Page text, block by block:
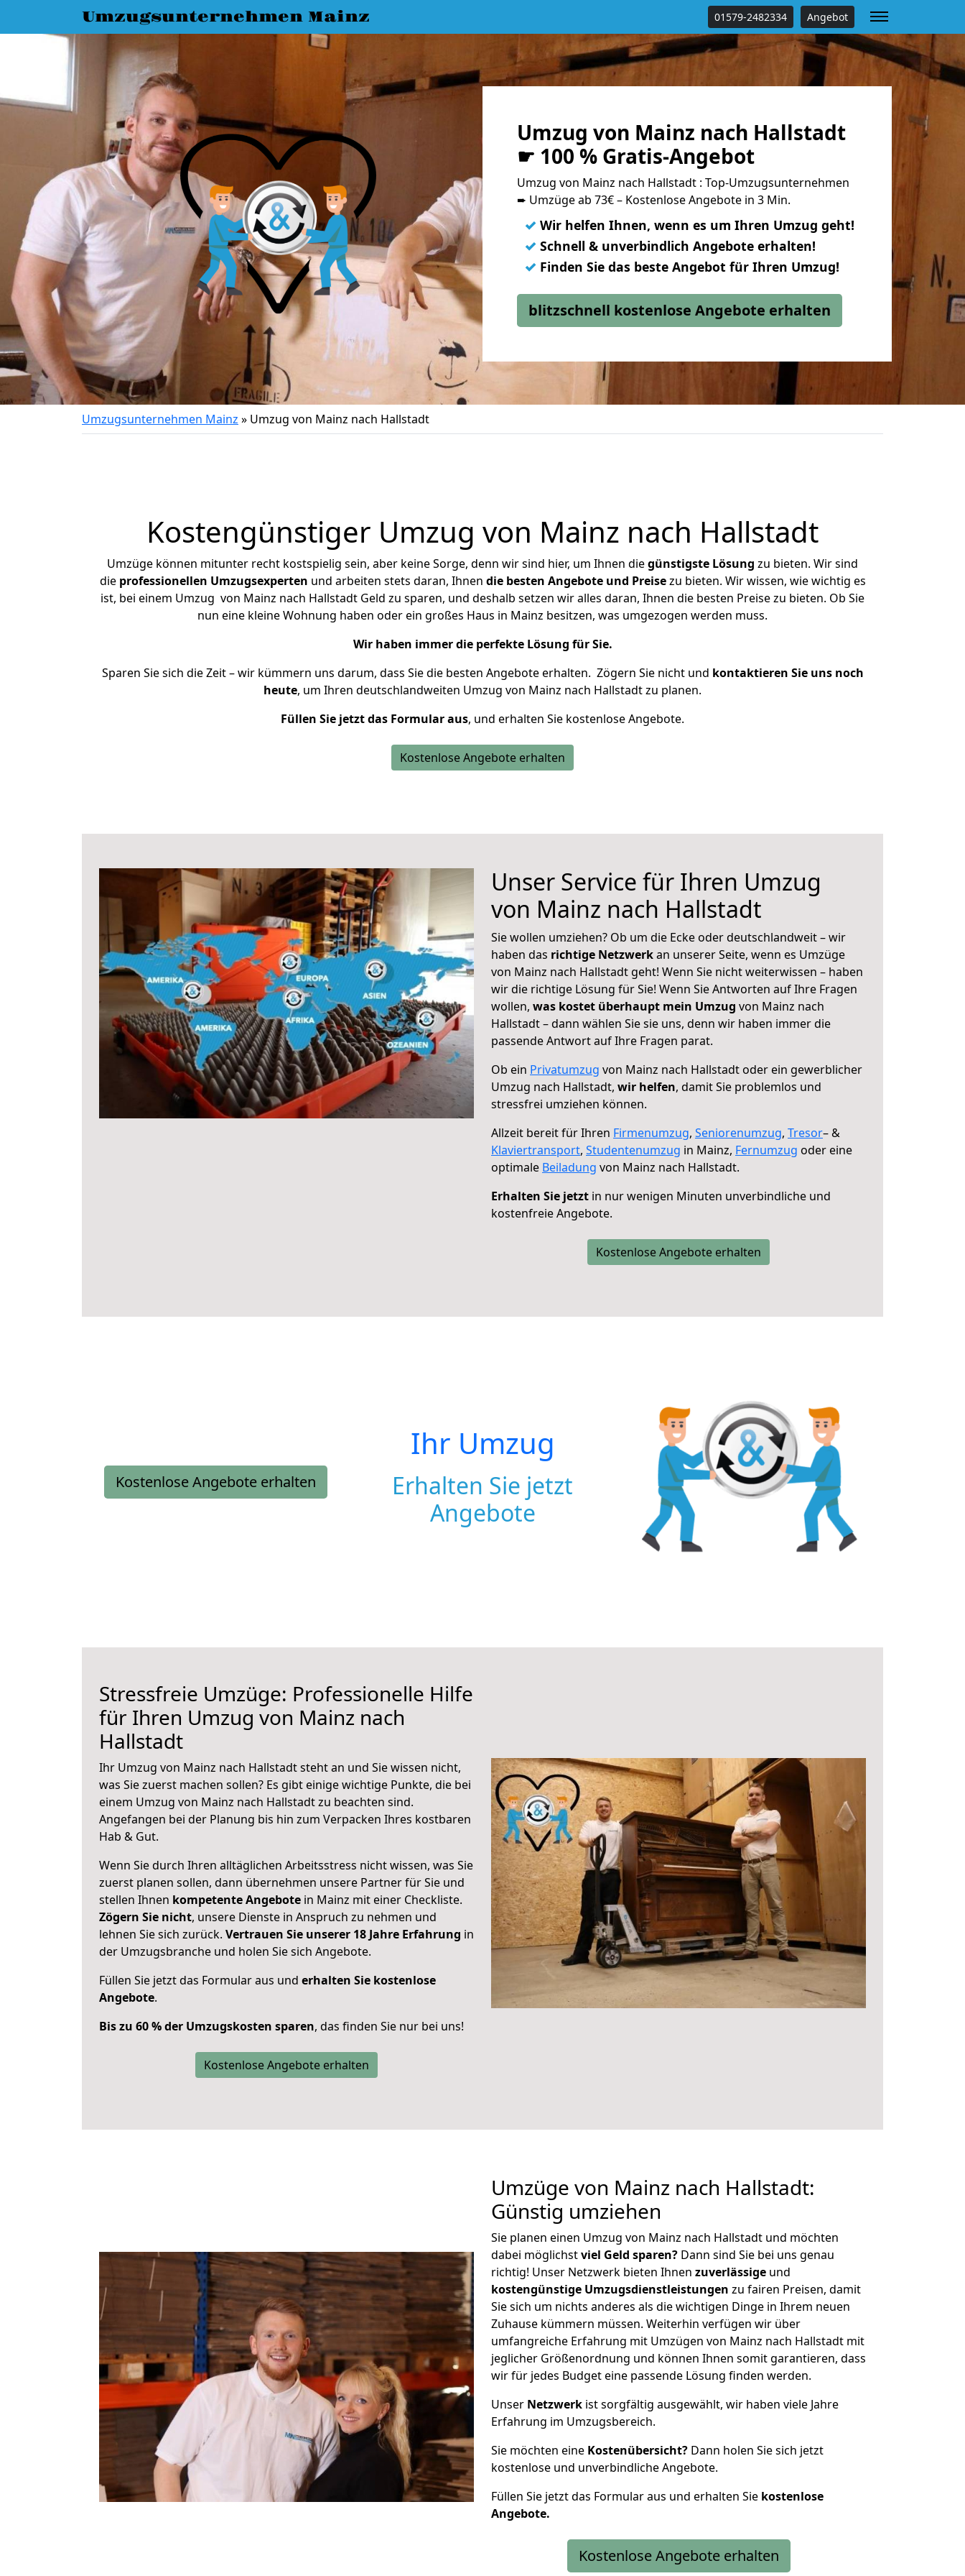
Umzugsunternehmen Mainz 01579-2482334 Angebot
Umzug von Mainz nach Hallstadt
☛ 100 % Gratis-Angebot
Umzug von Mainz nach Hallstadt : Top-Umzugsunternehmen
➨ Umzüge ab 73€ – Kostenlose Angebote in 3 Min.
✓ Wir helfen Ihnen, wenn es um Ihren Umzug geht!
✓ Schnell & unverbindlich Angebote erhalten!
✓ Finden Sie das beste Angebot für Ihren Umzug!
blitzschnell kostenlose Angebote erhalten
Umzugsunternehmen Mainz » Umzug von Mainz nach Hallstadt
Kostengünstiger Umzug von Mainz nach Hallstadt
Umzüge können mitunter recht kostspielig sein, aber keine Sorge, denn wir sind hier, um Ihnen diegünstigste Lösung zu bieten. Wir sind
die professionellen Umzugsexperten und arbeiten stets daran, Ihnen die besten Angebote und Preisezu bieten. Wir wissen, wie wichtig es
ist, bei einem Umzug von Mainz nach Hallstadt Geld zu sparen, und deshalb setzen wir alles daran, Ihnen die besten Preise zu bieten. Ob Sie
nun eine kleine Wohnung haben oder ein großes Haus in Mainz besitzen, was umgezogen werden muss.
Wir haben immer die perfekte Lösung für Sie.
Sparen Sie sich die Zeit – wir kümmern uns darum, dass Sie die besten Angebote erhalten. Zögern Sie nicht und kontaktieren Sie uns noch
heute, um Ihren deutschlandweiten Umzug von Mainz nach Hallstadt zu planen.
Füllen Sie jetzt das Formular aus, und erhalten Sie kostenlose Angebote.
Kostenlose Angebote erhalten
Unser Service für Ihren Umzug
von Mainz nach Hallstadt
Sie wollen umziehen? Ob um die Ecke oder deutschlandweit – wir
haben das richtige Netzwerkan unserer Seite, wenn es Umzüge
von Mainz nach Hallstadt geht! Wenn Sie nicht weiterwissen – haben
wir die richtige Lösung für Sie! Wenn Sie Antworten auf Ihre Fragen
wollen, was kostet überhaupt mein Umzug von Mainz nach
Hallstadt – dann wählen Sie sie uns, denn wir haben immer die
passende Antwort auf Ihre Fragen parat.
Ob ein Privatumzug von Mainz nach Hallstadt oder ein gewerblicher
Umzug nach Hallstadt, wir helfen, damit Sie problemlos und
stressfrei umziehen können.
Allzeit bereit für Ihren Firmenumzug, Seniorenumzug, Tresor– &
Klaviertransport, Studentenumzug in Mainz, Fernumzug oder eine
optimale Beiladung von Mainz nach Hallstadt.
Erhalten Sie jetzt in nur wenigen Minuten unverbindliche und
kostenfreie Angebote.
Kostenlose Angebote erhalten
Kostenlose Angebote erhalten
Ihr Umzug
Erhalten Sie jetzt
Angebote
Stressfreie Umzüge: Professionelle Hilfe
für Ihren Umzug von Mainz nach
Hallstadt
Ihr Umzug von Mainz nach Hallstadt steht an und Sie wissen nicht,
was Sie zuerst machen sollen? Es gibt einige wichtige Punkte, die bei
einem Umzug von Mainz nach Hallstadt zu beachten sind.
Angefangen bei der Planung bis hin zum Verpacken Ihres kostbaren
Hab & Gut.
Wenn Sie durch Ihren alltäglichen Arbeitsstress nicht wissen, was Sie
zuerst planen sollen, dann übernehmen unsere Partner für Sie und
stellen Ihnen kompetente Angebote in Mainz mit einer Checkliste.
Zögern Sie nicht, unsere Dienste in Anspruch zu nehmen und
lehnen Sie sich zurück. Vertrauen Sie unserer 18 Jahre Erfahrung in
der Umzugsbranche und holen Sie sich Angebote.
Füllen Sie jetzt das Formular aus und erhalten Sie kostenlose
Angebote.
Bis zu 60 % der Umzugskosten sparen, das finden Sie nur bei uns!
Kostenlose Angebote erhalten
Umzüge von Mainz nach Hallstadt:
Günstig umziehen
Sie planen einen Umzug von Mainz nach Hallstadt und möchten
dabei möglichstviel Geld sparen? Dann sind Sie bei uns genau
richtig! Unser Netzwerk bieten Ihnen zuverlässige und
kostengünstige Umzugsdienstleistungen zu fairen Preisen, damit
Sie sich um nichts anderes als die wichtigen Dinge in Ihrem neuen
Zuhause kümmern müssen. Weiterhin verfügen wir über
umfangreiche Erfahrung mit Umzügen von Mainz nach Hallstadt mit
jeglicher Größenordnung und können Ihnen somit garantieren, dass
wir für jedes Budget eine passende Lösung finden werden.
Unser Netzwerk ist sorgfältig ausgewählt, wir haben viele Jahre
Erfahrung im Umzugsbereich.
Sie möchten eine Kostenübersicht? Dann holen Sie sich jetzt
kostenlose und unverbindliche Angebote.
Füllen Sie jetzt das Formular aus und erhalten Sie kostenlose
Angebote.
Kostenlose Angebote erhalten